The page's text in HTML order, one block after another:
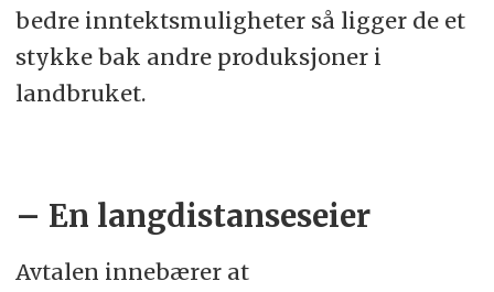
bedre inntektsmuligheter så ligger de et
stykke bak andre produksjoner i
landbruket.
– En langdistanseseier
Avtalen innebærer at